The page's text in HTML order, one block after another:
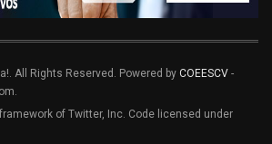
All Rights Reserved. Powered by COEESCV -
of Twitter, Inc. Code licensed under